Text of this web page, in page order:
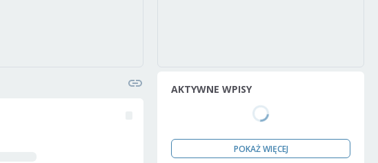
AKTYWNE WPISY
POKAŻ WIĘCEJ